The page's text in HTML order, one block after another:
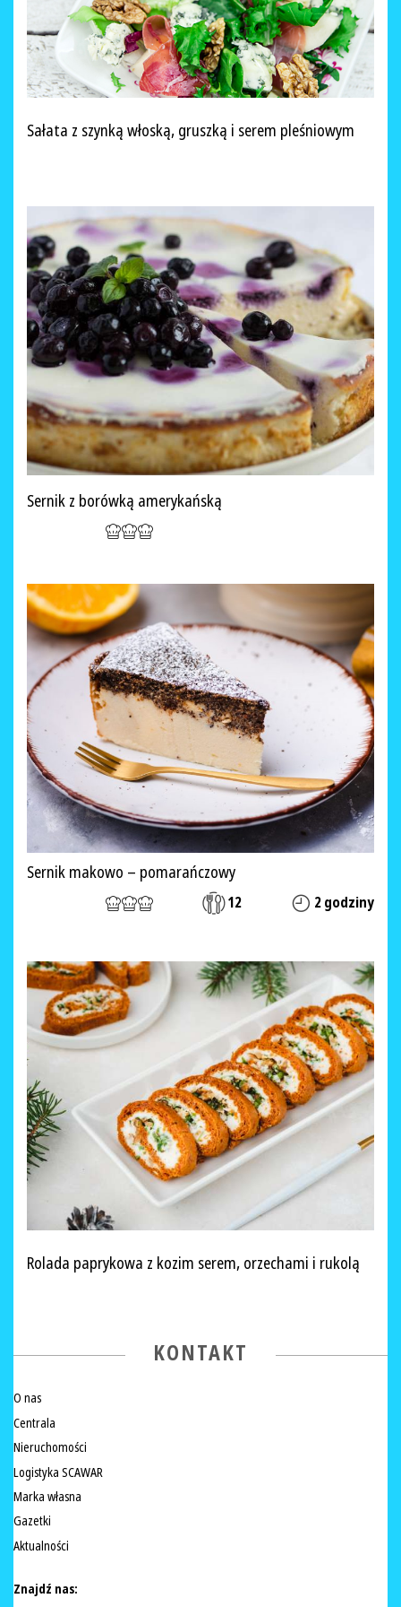
Sałata z szynką włoską, gruszką i serem pleśniowym
Sernik z borówką amerykańską
Sernik makowo – pomarańczowy
12 2 godziny
Rolada paprykowa z kozim serem, orzechami i rukolą
KONTAKT
O nas
Centrala
Nieruchomości
Logistyka SCAWAR
Marka własna
Gazetki
Aktualności
Znajdź nas: